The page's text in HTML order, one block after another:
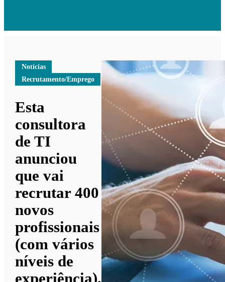
Notícias
Recrutamento/Emprego
Esta
consultora
de TI
anunciou
que vai
recrutar 400
novos
profissionais
(com vários
níveis de
experiência).